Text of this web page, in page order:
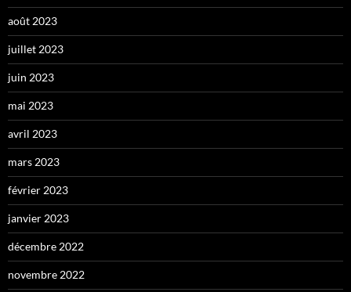
août 2023
juillet 2023
juin 2023
mai 2023
avril 2023
mars 2023
février 2023
janvier 2023
décembre 2022
novembre 2022